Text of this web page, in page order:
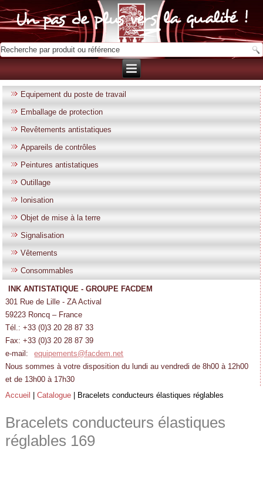
Equipement du poste de travail
Emballage de protection
Revêtements antistatiques
Appareils de contrôles
Peintures antistatiques
Outillage
Ionisation
Objet de mise à la terre
Signalisation
Vêtements
Consommables
INK ANTISTATIQUE - GROUPE FACDEM
301 Rue de Lille - ZA Actival
59223 Roncq – France
Tél.: +33 (0)3 20 28 87 33
Fax: +33 (0)3 20 28 87 39
e-mail:
equipements@facdem.net
Nous sommes à votre disposition du lundi au vendredi de 8h00 à 12h00
et de 13h00 à 17h30
Accueil
|Catalogue Bracelets conducteurs élastiques réglables
Bracelets conducteurs élastiques
réglables 169